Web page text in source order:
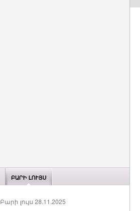
ԲԱՐԻ ԼՈՒՅՍ
Բարի լույս 28.11.2025